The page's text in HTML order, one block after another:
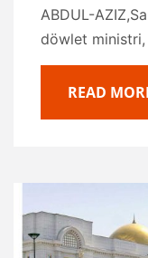
ABDUL-
döwlet ministri,
READ